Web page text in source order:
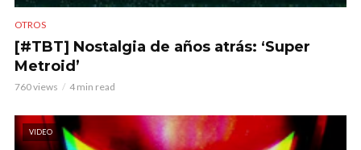
OTROS
[#TBT] Nostalgia de años atrás: ‘Super
Metroid’
760 views 4 min read
VIDEO